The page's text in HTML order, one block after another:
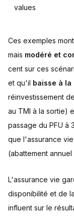
values
Ces exemples
mais modéré et
cent sur ces
et qu'il baisse à la
réinvestissement
au TMI à la sortie)
passage du PFU à
que l'assurance
(abattement
L'assurance vie
disponibilité et de
influent sur le